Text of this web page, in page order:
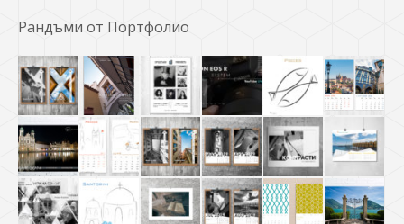
Рандъми от Портфолио